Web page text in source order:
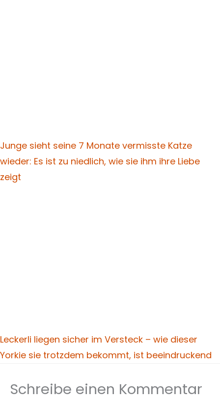
Junge sieht seine 7 Monate vermisste Katze
wieder: Es ist zu niedlich, wie sie ihm ihre Liebe
zeigt
Leckerli liegen sicher im Versteck – wie dieser
Yorkie sie trotzdem bekommt, ist beeindruckend
Schreibe einen Kommentar